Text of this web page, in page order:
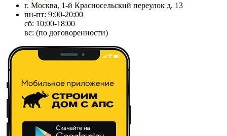
г. Москва, 1-й Красносельский переулок д. 13
пн-пт: 9:00-20:00
сб: 10:00-18:00
вс: (по договоренности)